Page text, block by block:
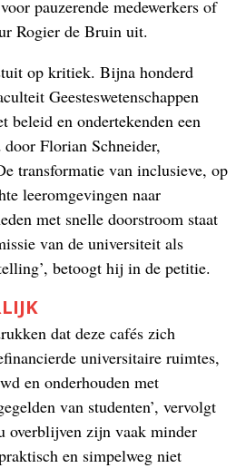
pauzerende medewerkers of
Rogier de Bruin uit.
op kritiek. Bijna honderd
Geesteswetenschappen
beleid en ondertekenden een
Florian Schneider,
transformatie van inclusieve, op
leeromgevingen naar
met snelle doorstroom staat
van de universiteit als
betoogt hij in de petitie.
dat deze cafés zich
universitaire ruimtes,
en onderhouden met
van studenten’, vervolgt
overblijven zijn vaak minder
en simpelweg niet